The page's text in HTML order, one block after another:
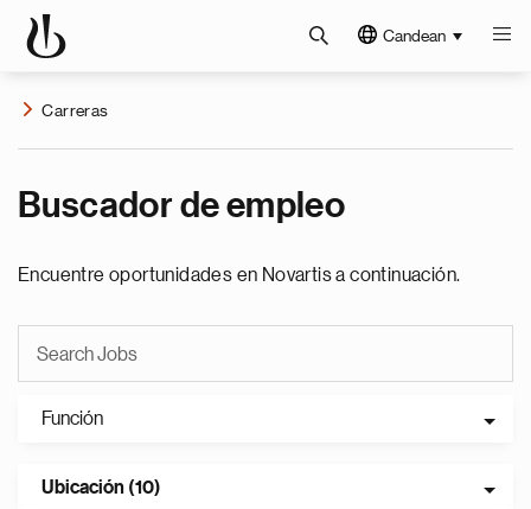
Candean
Carreras
Buscador de empleo
Encuentre oportunidades en Novartis a continuación.
Función
Ubicación (10)